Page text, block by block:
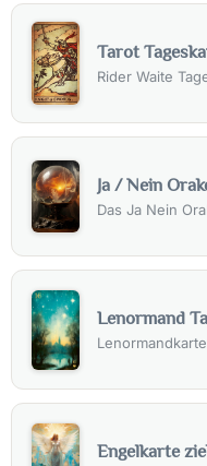
Tarot
Rider Waite
Ja / Nein
Das Ja Nein
Lenormand
Engelkarte